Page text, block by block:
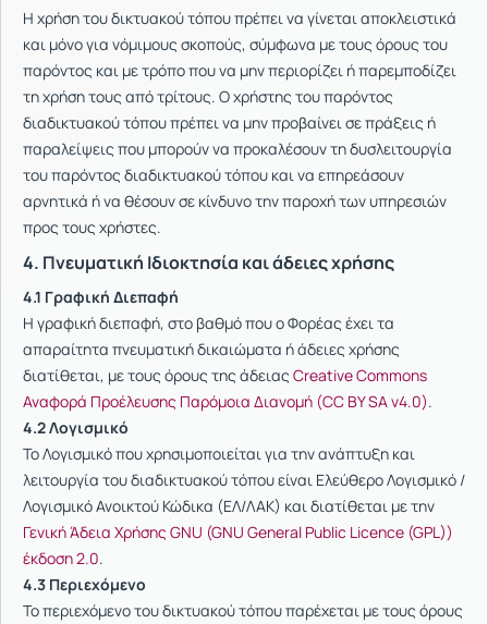
Η χρήση του δικτυακού τόπου πρέπει να γίνεται αποκλειστικά
και μόνο για νόμιμους σκοπούς, σύμφωνα με τους όρους του
παρόντος και με τρόπο που να μην περιορίζει ή παρεμποδίζει
τη χρήση τους από τρίτους. Ο χρήστης του παρόντος
διαδικτυακού τόπου πρέπει να μην προβαίνει σε πράξεις ή
παραλείψεις που μπορούν να προκαλέσουν τη δυσλειτουργία
του παρόντος διαδικτυακού τόπου και να επηρεάσουν
αρνητικά ή να θέσουν σε κίνδυνο την παροχή των υπηρεσιών
προς τους χρήστες.
4. Πνευματική Ιδιοκτησία και άδειες χρήσης
4.1 Γραφική Διεπαφή
Η γραφική διεπαφή, στο βαθμό που ο Φορέας έχει τα
απαραίτητα πνευματική δικαιώματα ή άδειες χρήσης
διατίθεται, με τους όρους της άδειας Creative Commons
Αναφορά Προέλευσης Παρόμοια Διανομή (CC BY SA v4.0).
4.2 Λογισμικό
Το Λογισμικό που χρησιμοποιείται για την ανάπτυξη και
λειτουργία του διαδικτυακού τόπου είναι Ελεύθερο Λογισμικό /
Λογισμικό Ανοικτού Κώδικα (ΕΛ/ΛΑΚ) και διατίθεται με την
Γενική Άδεια Χρήσης GNU (GNU General Public Licence (GPL))
έκδοση 2.0.
4.3 Περιεχόμενο
Το περιεχόμενο του δικτυακού τόπου παρέχεται με τους όρους